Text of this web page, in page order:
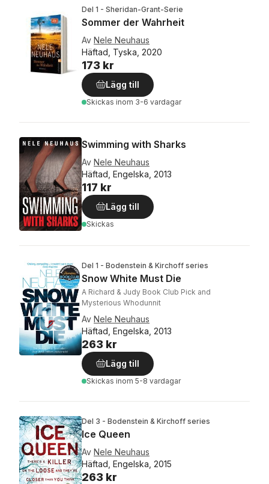
Del 1 - Sheridan-Grant-Serie
Sommer der Wahrheit
Av Nele Neuhaus
Häftad, Tyska, 2020
173 kr
Lägg till
Skickas inom 3-6 vardagar
Swimming with Sharks
Av Nele Neuhaus
Häftad, Engelska, 2013
117 kr
Lägg till
Skickas
Del 1 - Bodenstein & Kirchoff series
Snow White Must Die
A Richard & Judy Book Club Pick and
Mysterious Whodunnit
Av Nele Neuhaus
Häftad, Engelska, 2013
263 kr
Lägg till
Skickas inom 5-8 vardagar
Del 3 - Bodenstein & Kirchoff series
Ice Queen
Av Nele Neuhaus
Häftad, Engelska, 2015
263 kr